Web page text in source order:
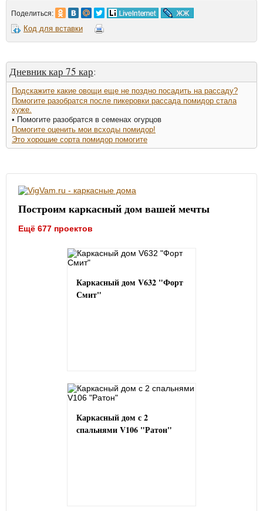
Поделиться:
Код для вставки
Дневник кар 75 кар:
Подскажите какие овощи еще не поздно посадить на рассаду?
Помогите разобратся после пикеровки рассада помидор стала
хуже.
• Помогите разобратся в семенах огурцов
Помогите оценить мои всходы помидор!
Это хорошие сорта помидор помогите
Построим каркасный дом вашей мечты
Ещё 677 проектов
Каркасный дом V632 "Форт
Смит"
Каркасный дом с 2
спальнями V106 "Ратон"